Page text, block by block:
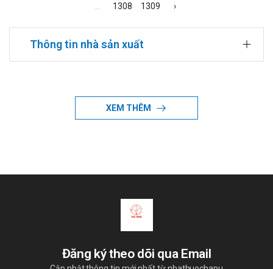
1308 1309 ›
Thông tin nhà sản xuất
XEM THÊM
Đăng ký theo dõi qua Email